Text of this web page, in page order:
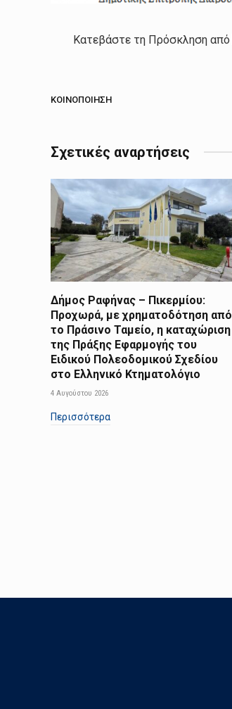
Κατεβάστε τη Πρόσκληση από
ΚΟΙΝΟΠΟΊΗΣΗ
Σχετικές αναρτήσεις
Δήμος Ραφήνας – Πικερμίου:
Προχωρά, με χρηματοδότηση από
το Πράσινο Ταμείο, η καταχώριση
της Πράξης Εφαρμογής του
Ειδικού Πολεοδομικού Σχεδίου
στο Ελληνικό Κτηματολόγιο
4 Αυγούστου 2026
Περισσότερα